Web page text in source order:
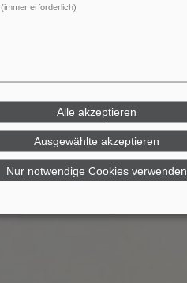
(immer erforderlich)
Nur notwendige Cookies verwenden
Ausgewählte akzeptieren
Alle akzeptieren